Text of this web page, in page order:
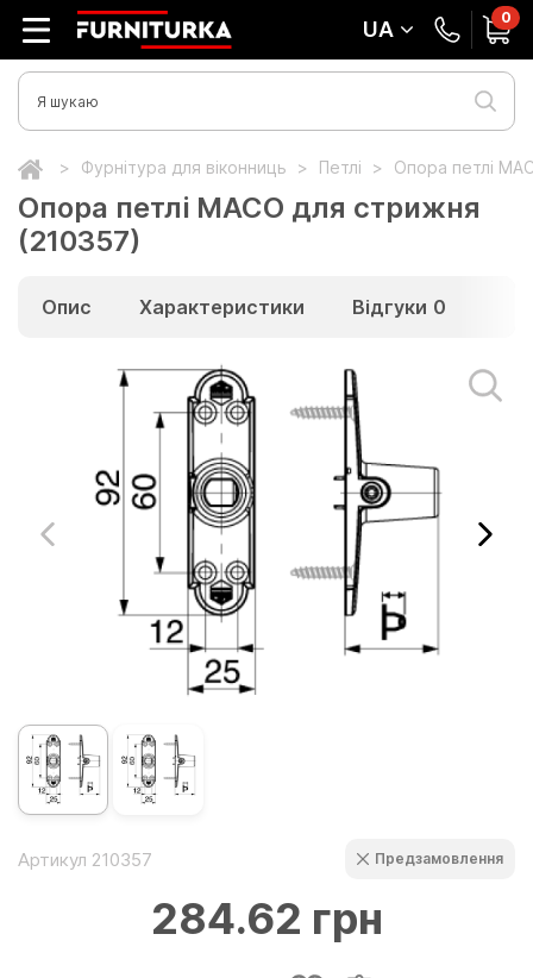
UA 0
Фурнітура для віконниць Петлі Опора петлі
Опора петлі MACO для стрижня
(210357)
Опис Характеристики Відгуки 0
Артикул 210357 Предзамовлення
284.62 грн